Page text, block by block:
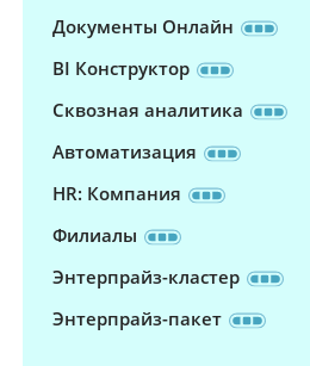
Документы Онлайн
BI Конструктор
Сквозная аналитика
Автоматизация
HR: Компания
Филиалы
Энтерпрайз-кластер
Энтерпрайз-пакет